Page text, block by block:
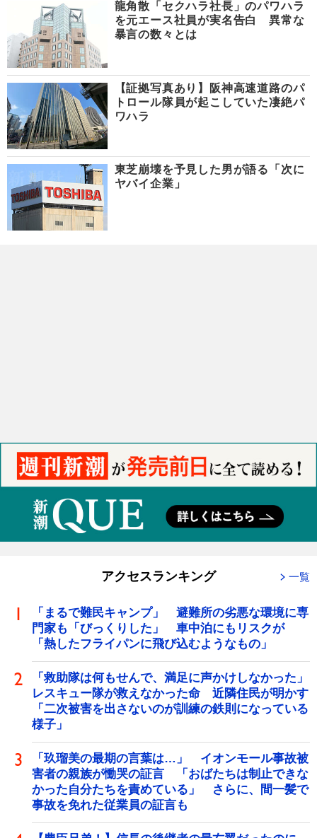
龍角散「セクハラ社長」のパワハラ
を元エース社員が実名告白 異常な
暴言の数々とは
【証拠写真あり】阪神高速道路のパ
トロール隊員が起こしていた凄絶パ
ワハラ
東芝崩壊を予見した男が語る「次に
ヤバイ企業」
アクセスランキング 一覧
「まるで難民キャンプ」 避難所の劣悪な環境に専
門家も「びっくりした」 車中泊にもリスクが
「熱したフライパンに飛び込むようなもの」
「救助隊は何もせんで、満足に声かけしなかった」
レスキュー隊が救えなかった命 近隣住民が明かす
「二次被害を出さないのが訓練の鉄則になっている
様子」
「玖瑠美の最期の言葉は…」 イオンモール事故被
害者の親族が慟哭の証言 「おばたちは制止できな
かった自分たちを責めている」 さらに、間一髪で
事故を免れた従業員の証言も